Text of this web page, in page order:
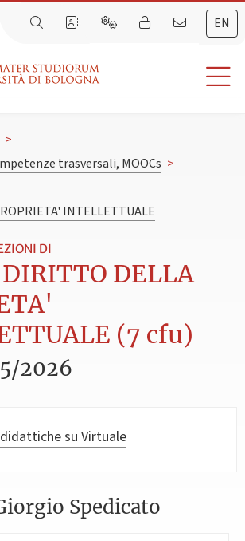
EN
>
trasversali, MOOCs >
INTELLETTUALE
DI
DELLA
(7 cfu)
2026
su Virtuale
Spedicato